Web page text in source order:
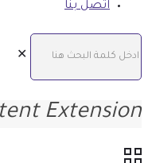
اتصل بنا
✕
Extension